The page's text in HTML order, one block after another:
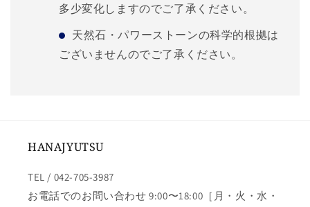
多少変化しますのでご了承ください。
天然石・パワーストーンの科学的根拠は
ございませんのでご了承ください。
HANAJYUTSU
TEL / 042-705-3987
お電話でのお問い合わせ 9:00〜18:00［月・火・水・